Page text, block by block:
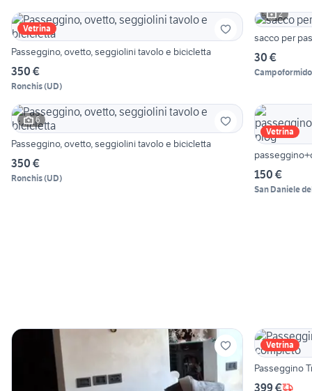
Vetrina
Passeggino, ovetto, seggiolini tavolo e bicicletta
350 €
Ronchis(UD)
2
sacco per
30 €
Campoformido
6
Passeggino, ovetto, seggiolini tavolo e bicicletta
350 €
Ronchis(UD)
Vetrina
150 €
San Daniele
Vetrina
Passeggino
399 €